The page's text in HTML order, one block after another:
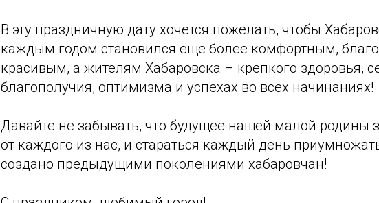
В эту праздничную дату хочется пожелать, чтобы
каждым годом становился еще более комфортным,
красивым, а жителям Хабаровска – крепкого здоровья,
благополучия, оптимизма и успехах во всех начинаниях!
Давайте не забывать, что будущее нашей малой родины
от каждого из нас, и стараться каждый день
создано предыдущими поколениями хабаровчан!